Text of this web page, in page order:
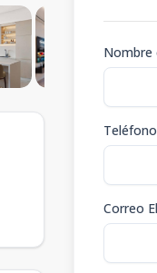
Nombre
Teléfono
Correo